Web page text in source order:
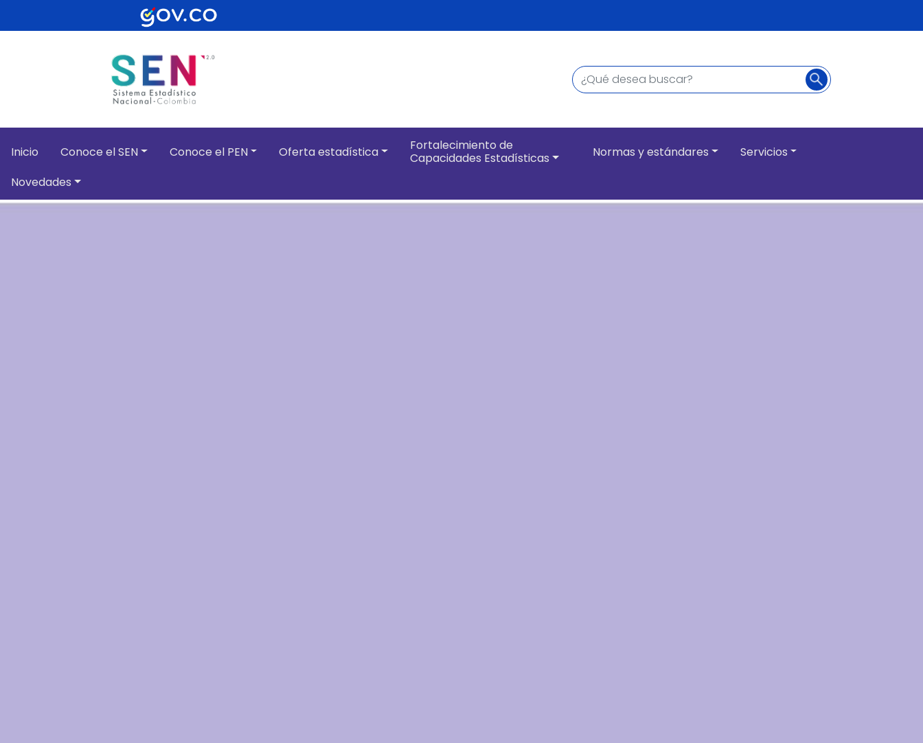
Pasar al contenido principal
Buscar Buscar
Navegación principal
Inicio Conoce el SEN Conoce el PEN Oferta estadística
Fortalecimiento de
Capacidades Estadísticas
Normas y estándares
Servicios
Novedades